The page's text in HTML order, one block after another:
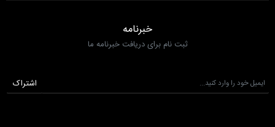
خبرنامه
ثبت نام برای دریافت خبرنامه ما
اشتراک